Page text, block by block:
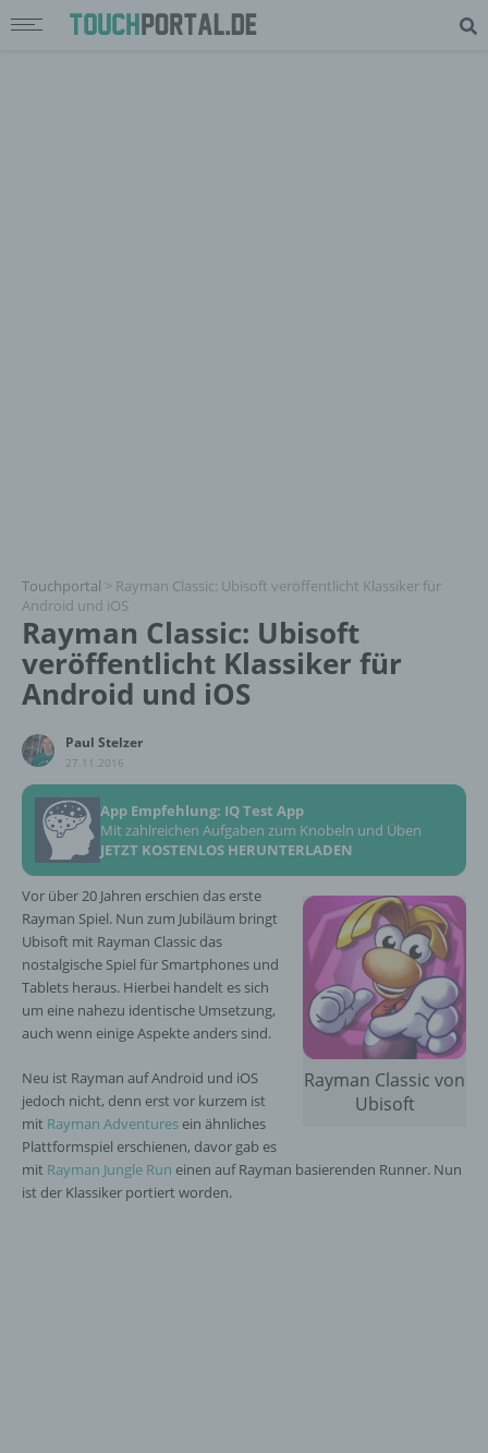
Touchportal > Rayman Classic: Ubisoft veröffentlicht Klassiker für
Android und iOS
Rayman Classic: Ubisoft
veröffentlicht Klassiker für
Android und iOS
Paul Stelzer
27.11.2016
App Empfehlung: IQ Test App
Mit zahlreichen Aufgaben zum Knobeln und Üben
JETZT KOSTENLOS HERUNTERLADEN
Rayman Classic von
Ubisoft
Vor über 20 Jahren erschien das erste
Rayman Spiel. Nun zum Jubiläum bringt
Ubisoft mit Rayman Classic das
nostalgische Spiel für Smartphones und
Tablets heraus. Hierbei handelt es sich
um eine nahezu identische Umsetzung,
auch wenn einige Aspekte anders sind.
Neu ist Rayman auf Android und iOS
jedoch nicht, denn erst vor kurzem ist
mit Rayman Adventures ein ähnliches
Plattformspiel erschienen, davor gab es
mit Rayman Jungle Run einen auf Rayman basierenden Runner. Nun
ist der Klassiker portiert worden.